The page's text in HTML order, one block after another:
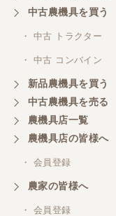
中古農機具を買う
・ 中古 トラクター
・ 中古 コンバイン
新品農機具を買う
中古農機具を売る
農機具店一覧
農機具店の皆様へ
・ 会員登録
農家の皆様へ
・ 会員登録